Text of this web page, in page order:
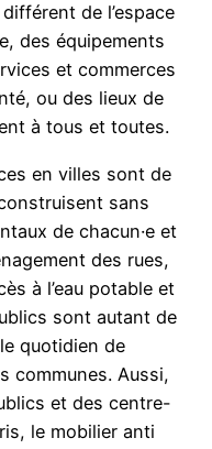
de l’espace
des équipements
et commerces
ou des lieux de
à tous et toutes.
en villes sont de
sans
de chacun·e et
des rues,
à l’eau potable et
sont autant de
quotidien de
communes. Aussi,
et des centre-
le mobilier anti